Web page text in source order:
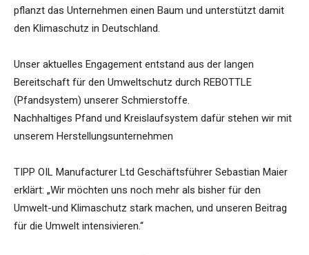
pflanzt das Unternehmen einen Baum und unterstützt damit
den Klimaschutz in Deutschland.
Unser aktuelles Engagement entstand aus der langen
Bereitschaft für den Umweltschutz durch REBOTTLE
(Pfandsystem) unserer Schmierstoffe.
Nachhaltiges Pfand und Kreislaufsystem dafür stehen wir mit
unserem Herstellungsunternehmen
TIPP OIL Manufacturer Ltd Geschäftsführer Sebastian Maier
erklärt: „Wir möchten uns noch mehr als bisher für den
Umwelt-und Klimaschutz stark machen, und unseren Beitrag
für die Umwelt intensivieren.“